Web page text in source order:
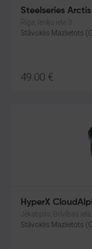
Steelseries
Rīga, Ieriķu iela 3
Stāvoklis Mazlietots
49.00 €
HyperX
Jēkabpils, Brīvības
Stāvoklis Mazlietots